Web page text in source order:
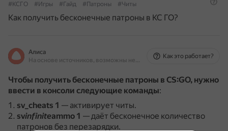
#КСГО
#Игры #Гайд #Патроны #Читы
Как получить бесконечные патроны в КС ГО?
Алиса
На основе источников, возможны неточности
Как это работает?
Чтобы получить бесконечные патроны в CS:GO, нужно
ввести в консоли следующие команды:
sv_cheats 1 — активирует читы.
svinfiniteammo 1 — даёт бесконечное количество
патронов без перезарядки.